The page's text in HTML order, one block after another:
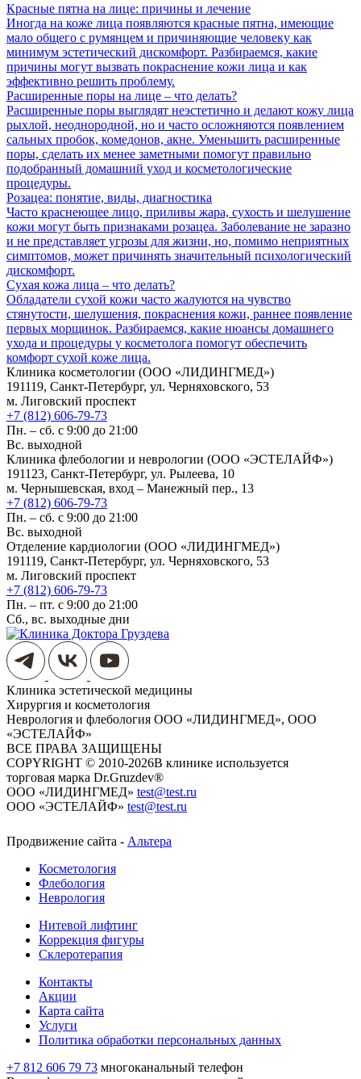
Красные пятна на лице: причины и лечение
Иногда на коже лица появляются красные пятна, имеющие
мало общего с румянцем и причиняющие человеку как
минимум эстетический дискомфорт. Разбираемся, какие
причины могут вызвать покраснение кожи лица и как
эффективно решить проблему.
Расширенные поры на лице – что делать?
Расширенные поры выглядят неэстетично и делают кожу лица
рыхлой, неоднородной, но и часто осложняются появлением
сальных пробок, комедонов, акне. Уменьшить расширенные
поры, сделать их менее заметными помогут правильно
подобранный домашний уход и косметологические
процедуры.
Розацеа: понятие, виды, диагностика
Часто краснеющее лицо, приливы жара, сухость и шелушение
кожи могут быть признаками розацеа. Заболевание не заразно
и не представляет угрозы для жизни, но, помимо неприятных
симптомов, может причинять значительный психологический
дискомфорт.
Сухая кожа лица – что делать?
Обладатели сухой кожи часто жалуются на чувство
стянутости, шелушения, покраснения кожи, раннее появление
первых морщинок. Разбираемся, какие нюансы домашнего
ухода и процедуры у косметолога помогут обеспечить
комфорт сухой коже лица.
Клиника косметологии (ООО «ЛИДИНГМЕД»)
191119, Санкт-Петербург, ул. Черняховского, 53
м. Лиговский проспект
+7 (812) 606-79-73
Пн. – сб. с 9:00 до 21:00
Вс. выходной
Клиника флебологии и неврологии (ООО «ЭСТЕЛАЙФ»)
191123, Санкт-Петербург, ул. Рылеева, 10
м. Чернышевская, вход – Манежный пер., 13
+7 (812) 606-79-73
Пн. – сб. с 9:00 до 21:00
Вс. выходной
Отделение кардиологии (ООО «ЛИДИНГМЕД»)
191119, Санкт-Петербург, ул. Черняховского, 53
м. Лиговский проспект
+7 (812) 606-79-73
Пн. – пт. с 9:00 до 21:00
Сб., вс. выходные дни
Клиника эстетической медицины
Хирургия и косметология
Неврология и флебология ООО «ЛИДИНГМЕД», ООО
«ЭСТЕЛАЙФ»
ВСЕ ПРАВА ЗАЩИЩЕНЫ
COPYRIGHT © 2010-2026​​​​​​​В клинике используется
торговая марка Dr.Gruzdev®
ООО «ЛИДИНГМЕД» test@test.ru
ООО «ЭСТЕЛАЙФ» test@test.ru
Продвижение сайта - Альтера
Косметология
Флебология
Неврология
Нитевой лифтинг
Коррекция фигуры
Склеротерапия
Контакты
Акции
Карта сайта
Услуги
Политика обработки персональных данных
+7 812 606 79 73 многоканальный телефон